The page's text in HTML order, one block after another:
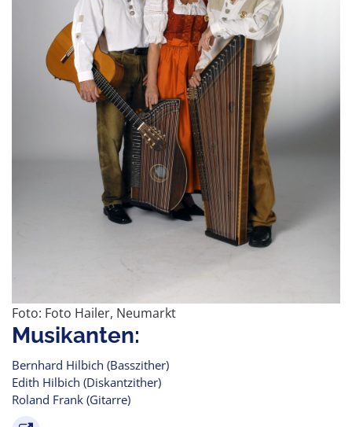
Foto: Foto Hailer, Neumarkt
Musikanten:
Bernhard Hilbich (Basszither)
Edith Hilbich (Diskantzither)
Roland Frank (Gitarre)